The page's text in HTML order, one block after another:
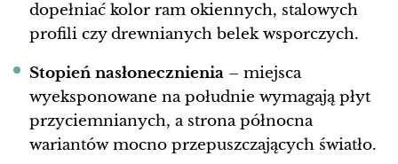
dopełniać kolor ram okiennych, stalowych
profili czy drewnianych belek wsporczych.
Stopień nasłonecznienia – miejsca
wyeksponowane na południe wymagają płyt
przyciemnianych, a strona północna
wariantów mocno przepuszczających światło.